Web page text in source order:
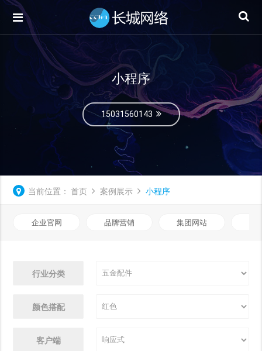
小程序
15031560143
当前位置： 首页 案例展示 小程序
企业官网 品牌营销 集团网站
行业分类
颜色搭配
客户端